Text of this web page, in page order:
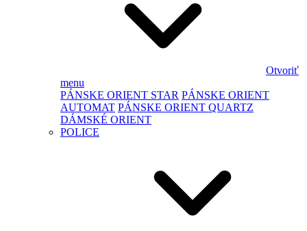
Otvoriť
menu
PÁNSKE ORIENT STAR PÁNSKE ORIENT
AUTOMAT PÁNSKE ORIENT QUARTZ
DÁMSKÉ ORIENT
POLICE